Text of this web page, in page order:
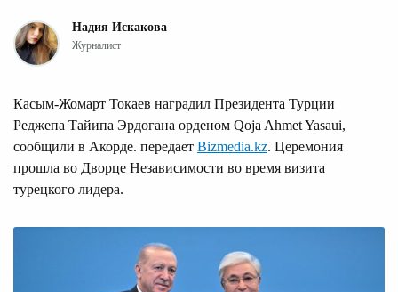
Надия Искакова
Журналист
Касым-Жомарт Токаев наградил Президента Турции
Реджепа Тайипа Эрдогана орденом Qoja Ahmet Yasaui,
сообщили в Акорде. передает Bizmedia.kz. Церемония
прошла во Дворце Независимости во время визита
турецкого лидера.